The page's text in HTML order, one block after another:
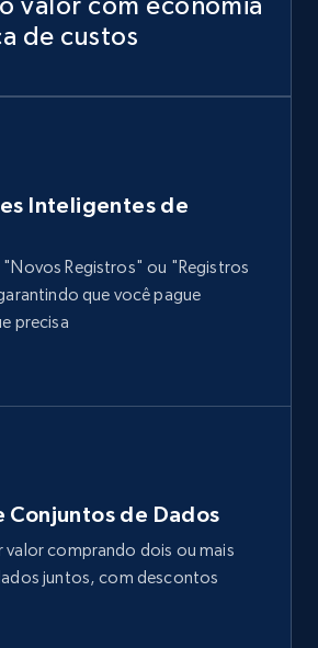
Product name, Manufacturer,
global dataset
Brand, Description, Initial
de custos
Inteligentes de
"Novos Registros" ou "Registros
que você pague
precisa
Conjuntos de Dados
valor comprando dois ou mais
juntos, com descontos